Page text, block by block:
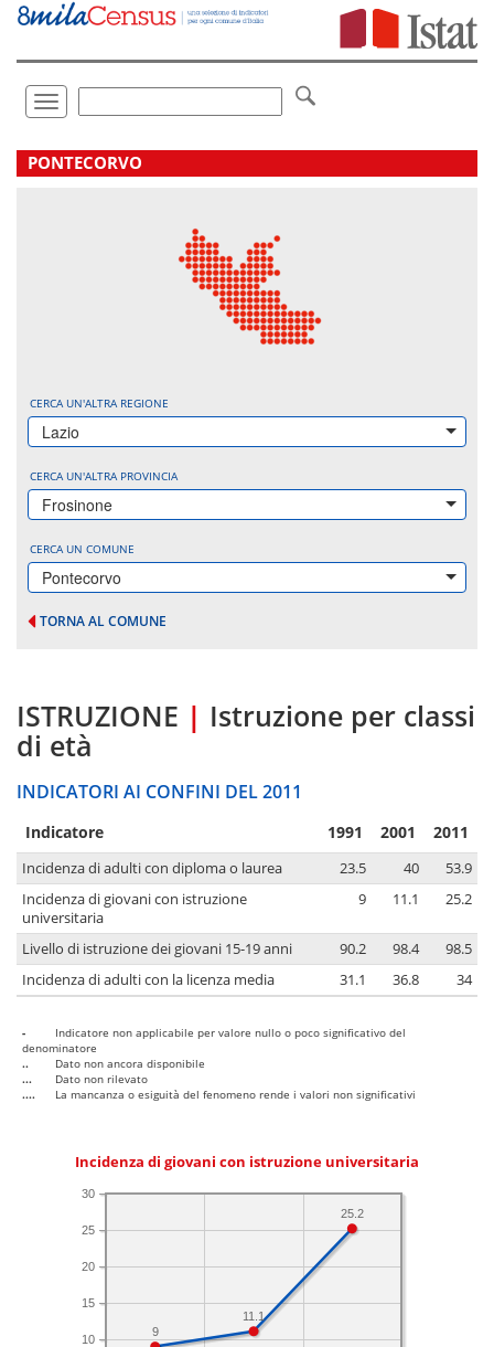
Vai
direttamente
Toggle
navigation
.
PONTECORVO
CERCA UN'ALTRA REGIONE
Lazio
CERCA UN'ALTRA PROVINCIA
Frosinone
CERCA UN COMUNE
Pontecorvo
TORNA AL COMUNE
ISTRUZIONE | Istruzione per classi
di età
INDICATORI AI CONFINI DEL 2011
Indicatore 1991 2001 2011
Incidenza di adulti con diploma o laurea 23.5 40
53.9
Incidenza di giovani con istruzione
universitaria
9 11.1 25.2
Livello di istruzione dei giovani 15-19 anni 90.2 98.4
98.5
Incidenza di adulti con la licenza media
31.1 36.8 34
-
Indicatore non applicabile per valore nullo o poco significativo del
denominatore
..
Dato non ancora disponibile
...
Dato non rilevato
....
La mancanza o esiguità del fenomeno rende i valori non significativi
Incidenza di giovani con istruzione universitaria
10
15
20
25
30
25.2
11.1
9